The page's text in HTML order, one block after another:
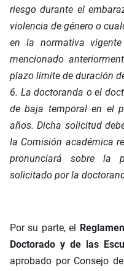
riesgo durante el
violencia de género o
en la normativa
mencionado
plazo límite de duración
6. La doctoranda o el
de baja temporal en el
años. Dicha solicitud
la Comisión académica
pronunciará sobre la
solicitado por la
Por su parte, el
Doctorado y de las
aprobado por Consejo